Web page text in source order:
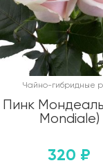
Чайно-гибридные
Пинк
Mondiale)
320 ₽